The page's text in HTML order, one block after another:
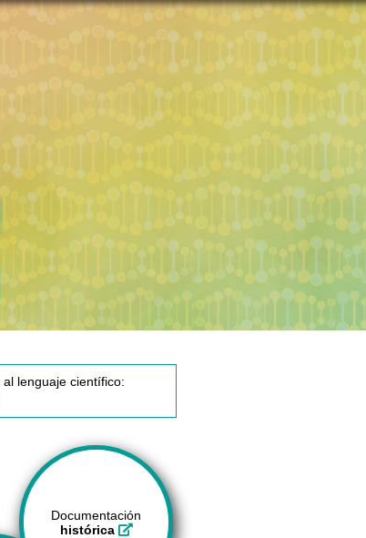
al lenguaje científico:
Documentación
histórica